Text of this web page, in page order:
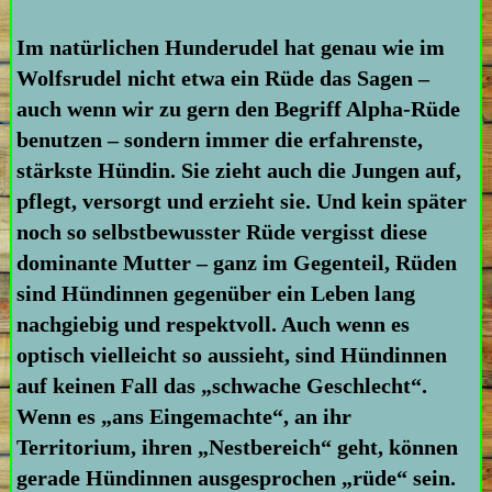
Im natürlichen Hunderudel hat genau wie im
Wolfsrudel nicht etwa ein Rüde das Sagen –
auch wenn wir zu gern den Begriff Alpha-Rüde
benutzen – sondern immer die erfahrenste,
stärkste Hündin. Sie zieht auch die Jungen auf,
pflegt, versorgt und erzieht sie. Und kein später
noch so selbstbewusster Rüde vergisst diese
dominante Mutter – ganz im Gegenteil, Rüden
sind Hündinnen gegenüber ein Leben lang
nachgiebig und respektvoll. Auch wenn es
optisch vielleicht so aussieht, sind Hündinnen
auf keinen Fall das „schwache Geschlecht“.
Wenn es „ans Eingemachte“, an ihr
Territorium, ihren „Nestbereich“ geht, können
gerade Hündinnen ausgesprochen „rüde“ sein.